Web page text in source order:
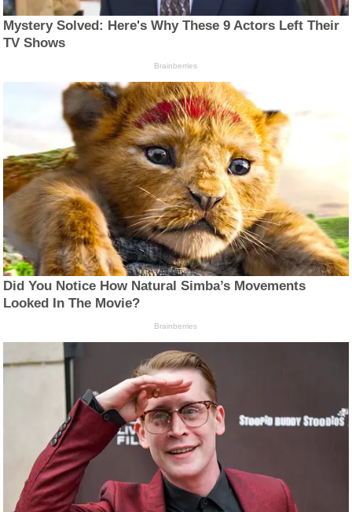
Mystery Solved: Here's Why These 9 Actors Left Their
TV Shows
Brainberries
Did You Notice How Natural Simba’s Movements
Looked In The Movie?
Brainberries